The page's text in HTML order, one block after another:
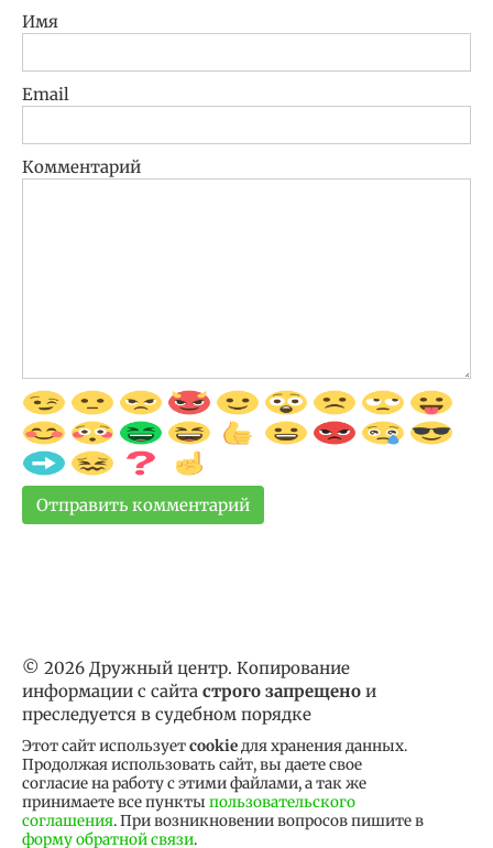
Имя
Email
Комментарий
© 2026 Дружный центр. Копирование
информации с сайта строго запрещено и
преследуется в судебном порядке
Этот сайт используетcookieдля хранения данных.
Продолжая использовать сайт, вы даете свое
согласие на работу с этими файлами, а так же
принимаете все пункты пользовательского
соглашения. При возникновении вопросов пишите в
форму обратной связи.